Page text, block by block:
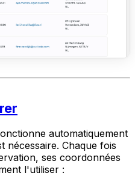
automatiquement
Chaque fois
ses coordonnées
l'utiliser :